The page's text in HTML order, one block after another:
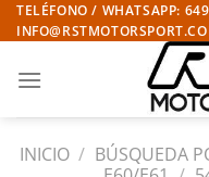
Saltar
al
TELÉFONO / WHATSAPP:
INICIO / BÚSQUEDA